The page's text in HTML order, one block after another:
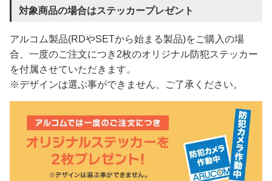
対象商品の場合はステッカープレゼント
アルコム製品(RDやSETから始まる製品)をご購入の場
合、一度のご注文につき2枚のオリジナル防犯ステッカー
を付属させていただきます。
※デザインは選ぶ事ができません、ご了承ください。